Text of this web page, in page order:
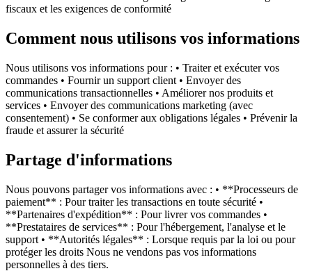
fiscaux et les exigences de conformité
Comment nous utilisons vos informations
Nous utilisons vos informations pour : • Traiter et exécuter vos
commandes • Fournir un support client • Envoyer des
communications transactionnelles • Améliorer nos produits et
services • Envoyer des communications marketing (avec
consentement) • Se conformer aux obligations légales • Prévenir la
fraude et assurer la sécurité
Partage d'informations
Nous pouvons partager vos informations avec : • **Processeurs de
paiement** : Pour traiter les transactions en toute sécurité •
**Partenaires d'expédition** : Pour livrer vos commandes •
**Prestataires de services** : Pour l'hébergement, l'analyse et le
support • **Autorités légales** : Lorsque requis par la loi ou pour
protéger les droits Nous ne vendons pas vos informations
personnelles à des tiers.